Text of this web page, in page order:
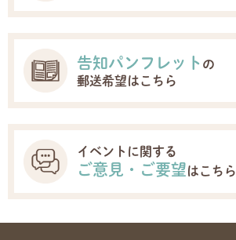
告知パンフレット の
郵送希望はこちら
イベントに関する
ご意見・ご要望はこちら